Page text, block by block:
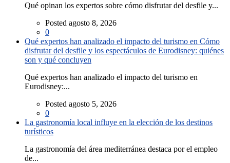
Qué opinan los expertos sobre cómo disfrutar del desfile y...
Posted agosto 8, 2026
0
Qué expertos han analizado el impacto del turismo en Cómo
disfrutar del desfile y los espectáculos de Eurodisney: quiénes
son y qué concluyen
Qué expertos han analizado el impacto del turismo en
Eurodisney:...
Posted agosto 5, 2026
0
La gastronomía local influye en la elección de los destinos
turísticos
La gastronomía del área mediterránea destaca por el empleo
de...